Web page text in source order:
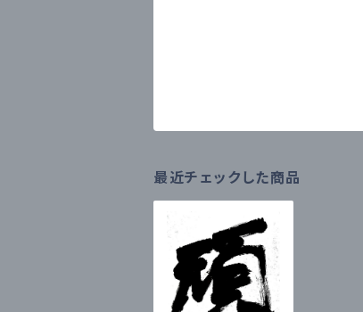
最近チェックした商品